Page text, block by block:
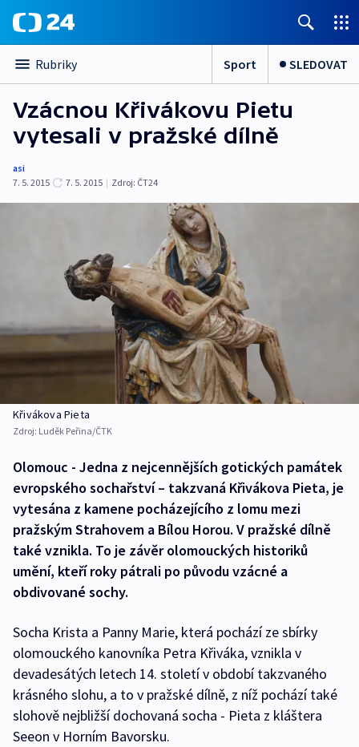
Rubriky Sport SLEDOVAT
Vzácnou Křivákovu Pietu
vytesali v pražské dílně
asi
7. 5. 2015
7. 5. 2015 | Zdroj: ČT24
Křivákova Pieta
Zdroj: Luděk Peřina/ČTK
Olomouc - Jedna z nejcennějších gotických památek
evropského sochařství – takzvaná Křivákova Pieta, je
vytesána z kamene pocházejícího z lomu mezi
pražským Strahovem a Bílou Horou. V pražské dílně
také vznikla. To je závěr olomouckých historiků
umění, kteří roky pátrali po původu vzácné a
obdivované sochy.
Socha Krista a Panny Marie, která pochází ze sbírky
olomouckého kanovníka Petra Křiváka, vznikla v
devadesátých letech 14. století v období takzvaného
krásného slohu, a to v pražské dílně, z níž pochází také
slohově nejbližší dochovaná socha - Pieta z kláštera
Seeon v Horním Bavorsku.